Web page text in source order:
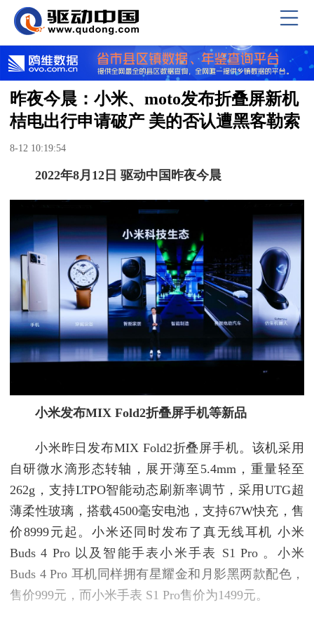
昨夜今晨：小米、moto发布折叠屏新机
桔电出行申请破产 美的否认遭黑客勒索
8-12 10:19:54
2022年8月12日 驱动中国昨夜今晨
小米发布MIX Fold2折叠屏手机等新品
小米昨日发布MIX Fold2折叠屏手机。该机采用
自研微水滴形态转轴，展开薄至5.4mm，重量轻至
262g，支持LTPO智能动态刷新率调节，采用UTG超
薄柔性玻璃，搭载4500毫安电池，支持67W快充，售
价8999元起。小米还同时发布了真无线耳机 小米
Buds 4 Pro 以及智能手表小米手表 S1 Pro 。小米
Buds 4 Pro 耳机同样拥有星耀金和月影黑两款配色，
售价999元，而小米手表 S1 Pro售价为1499元。